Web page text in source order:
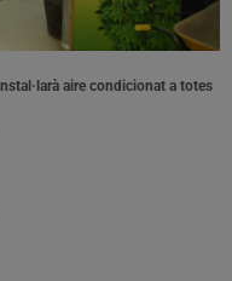
aire condicionat a totes